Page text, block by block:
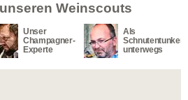
Weinscouts
Unser
Champagner-
Experte
Als
Schnutentunker
unterwegs